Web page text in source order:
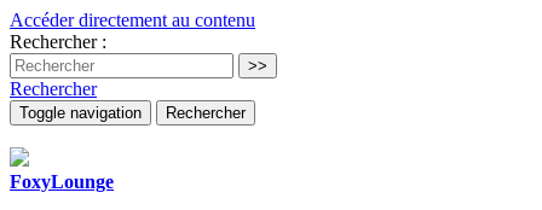
Accéder directement au contenu
Rechercher :
Rechercher
Toggle navigation Rechercher
FoxyLounge